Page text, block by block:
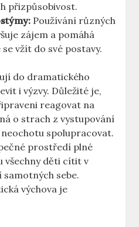
přizpůsobivost.
Používání různých
zájem a pomáhá
vžít do své postavy.
do dramatického
i výzvy. Důležité je,
reagovat na
o strach z vystupování
spolupracovat.
prostředí plné
všechny děti cítit v
sebe.
výchova je